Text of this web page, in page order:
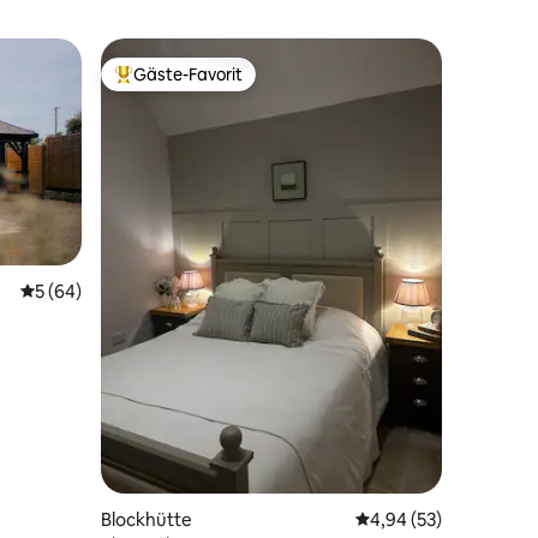
Durchschnittliche Bewertung: 5 von 5, 64 Bewertungen
5 (64)
Beliebter Gäste-Favorit.
Gäste-Favorit
Blockhütte Durchschnittliche
4,94 (53)